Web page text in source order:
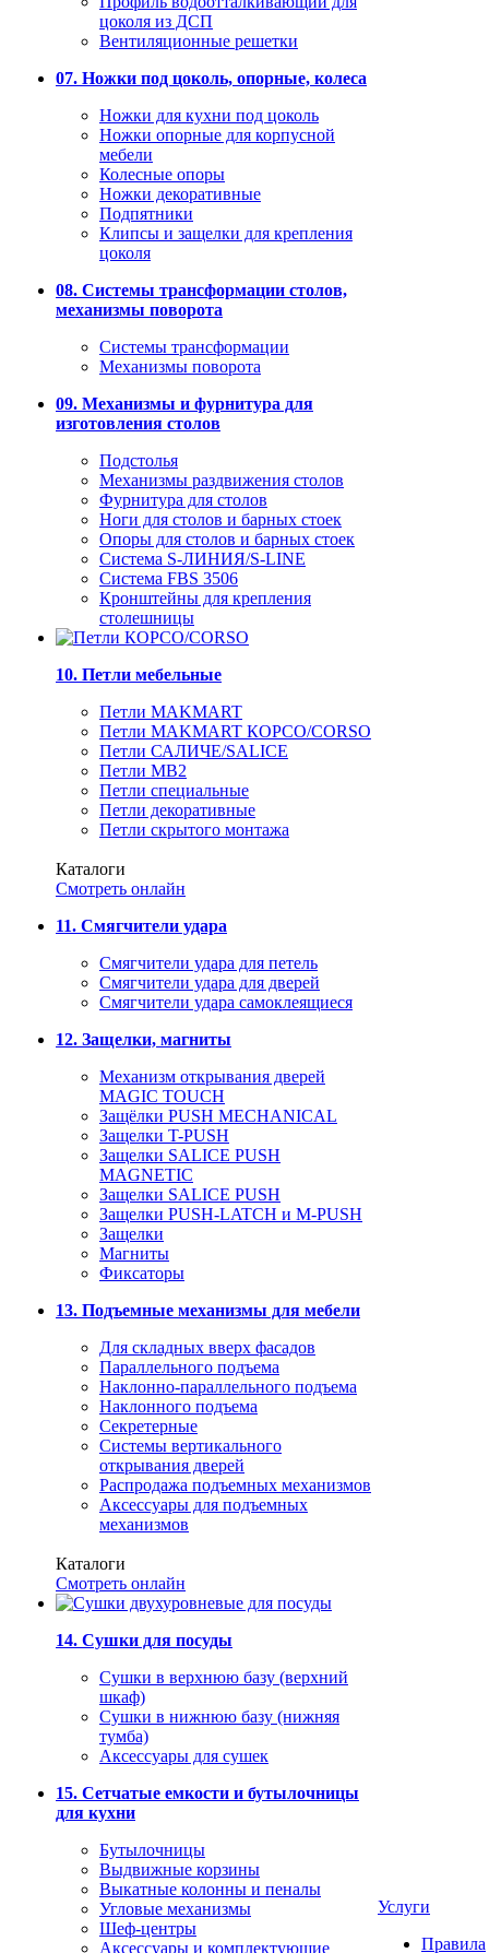
цоколя из ДСП
Вентиляционные решетки
07. Ножки под цоколь, опорные, колеса
Ножки для кухни под цоколь
Ножки опорные для корпусной
мебели
Колесные опоры
Ножки декоративные
Подпятники
Клипсы и защелки для крепления
цоколя
08. Системы трансформации столов,
механизмы поворота
Системы трансформации
Механизмы поворота
09. Механизмы и фурнитура для
изготовления столов
Подстолья
Механизмы раздвижения столов
Фурнитура для столов
Ноги для столов и барных стоек
Опоры для столов и барных стоек
Система S-ЛИНИЯ/S-LINE
Система FBS 3506
Кронштейны для крепления
столешницы
10. Петли мебельные
Петли MAKMART
Петли MAKMART КОРСО/CORSO
Петли САЛИЧЕ/SALICE
Петли MB2
Петли специальные
Петли декоративные
Петли скрытого монтажа
Каталоги
Смотреть онлайн
11. Смягчители удара
Смягчители удара для петель
Смягчители удара для дверей
Cмягчители удара самоклеящиеся
12. Защелки, магниты
Механизм открывания дверей
MAGIC TOUCH
Защёлки PUSH MECHANICAL
Защелки T-PUSH
Защелки SALICE PUSH
MAGNETIC
Защелки SALICE PUSH
Защелки PUSH-LATCH и M-PUSH
Защелки
Магниты
Фиксаторы
13. Подъемные механизмы для мебели
Для складных вверх фасадов
Параллельного подъема
Наклонно-параллельного подъема
Наклонного подъема
Секретерные
Системы вертикального
открывания дверей
Распродажа подъемных механизмов
Аксессуары для подъемных
механизмов
Каталоги
Смотреть онлайн
14. Сушки для посуды
Сушки в верхнюю базу (верхний
шкаф)
Сушки в нижнюю базу (нижняя
тумба)
Аксессуары для сушек
15. Сетчатые емкости и бутылочницы
для кухни
Бутылочницы
Выдвижные корзины
Выкатные колонны и пеналы
Угловые механизмы
Шеф-центры
Аксессуары и комплектующие
Услуги
Правила